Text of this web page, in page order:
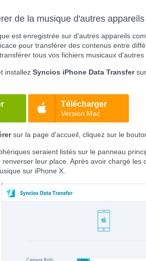
de la musique d'autres
est enregistrée sur d'autres appareils
pour transférer des contenus entre
tous vos fichiers musicaux
installez Syncios iPhone Data Transfer
Télécharger
Version Mac
sur la page d'accueil, cliquez sur le
seraient listés sur le panneau
leur place. Après avoir chargé les
sur iPhone X.